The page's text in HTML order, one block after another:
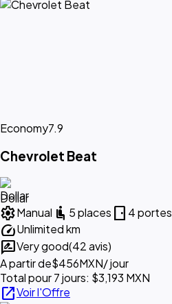
Economy7.9
Chevrolet Beat
Dollar
settingsManual airline_seat_recline_normal 5 places sensor_door 4 portes
speedUnlimited km
rate_reviewVery good(42 avis)
A partir de$456MXN/ jour
Total pour 7 jours: $3,193 MXN
open_in_newVoir l'Offre